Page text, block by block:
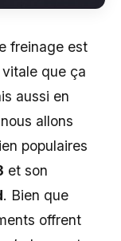
freinage est
que ça
aussi en
allons
populaires
et son
. Bien que
offrent